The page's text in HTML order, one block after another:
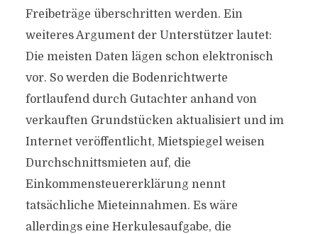
Freibeträge überschritten werden. Ein
weiteres Argument der Unterstützer lautet:
Die meisten Daten lägen schon elektronisch
vor. So werden die Bodenrichtwerte
fortlaufend durch Gutachter anhand von
verkauften Grundstücken aktualisiert und im
Internet veröffentlicht, Mietspiegel weisen
Durchschnittsmieten auf, die
Einkommensteuererklärung nennt
tatsächliche Mieteinnahmen. Es wäre
allerdings eine Herkulesaufgabe, die